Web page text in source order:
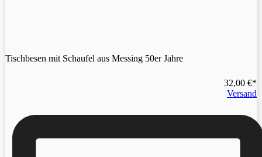
Tischbesen mit Schaufel aus Messing 50er Jahre
32,00 €
Versand